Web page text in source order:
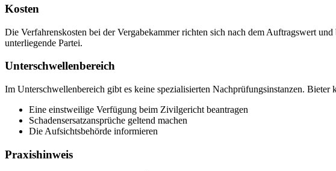
Kosten
Die Verfahrenskosten bei der Vergabekammer richten sich nach dem Auftragswert
unterliegende Partei.
Unterschwellenbereich
Im Unterschwellenbereich gibt es keine spezialisierten Nachprüfungsinstanzen. Bieter
Eine einstweilige Verfügung beim Zivilgericht beantragen
Schadensersatzansprüche geltend machen
Die Aufsichtsbehörde informieren
Praxishinweis